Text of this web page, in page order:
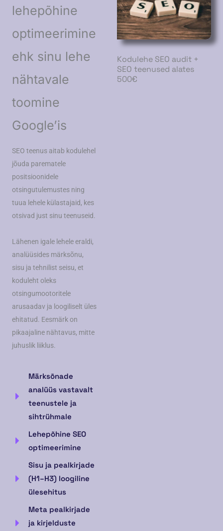
lehepõhine
optimeerimine
ehk sinu lehe
nähtavale
toomine
Google’is
SEO teenus aitab kodulehel
jõuda parematele
positsioonidele
otsingutulemustes ning
tuua lehele külastajaid, kes
otsivad just sinu teenuseid.
Lähenen igale lehele eraldi,
analüüsides märksõnu,
sisu ja tehnilist seisu, et
koduleht oleks
otsingumootoritele
arusaadav ja loogiliselt üles
ehitatud. Eesmärk on
pikaajaline nähtavus, mitte
juhuslik liiklus.
Märksõnade
analüüs vastavalt
teenustele ja
sihtrühmale
Lehepõhine SEO
optimeerimine
Sisu ja pealkirjade
(H1–H3) loogiline
ülesehitus
Meta pealkirjade
ja kirjelduste
Kodulehe SEO audit +
SEO teenused alates
500€